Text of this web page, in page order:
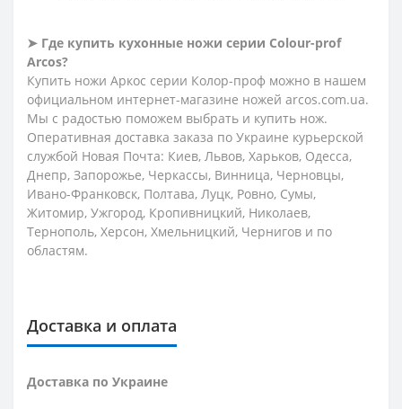
➤ Где купить кухонные ножи серии Сolour-prof
Arcos?
Купить ножи Аркос серии Колор-проф можно в нашем
официальном интернет-магазине ножей arcos.com.ua.
Мы с радостью поможем выбрать и купить нож.
Оперативная доставка заказа по Украине курьерской
службой Новая Почта: Киев, Львов, Харьков, Одесса,
Днепр, Запорожье, Черкассы, Винница, Черновцы,
Ивано-Франковск, Полтава, Луцк, Ровно, Сумы,
Житомир, Ужгород, Кропивницкий, Николаев,
Тернополь, Херсон, Хмельницкий, Чернигов и по
областям.
Доставка и оплата
Доставка по Украине